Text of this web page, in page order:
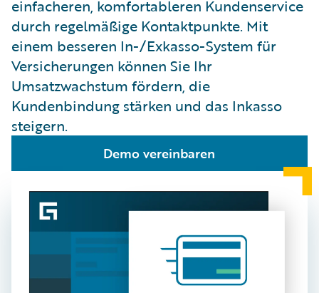
einfacheren, komfortableren Kundenservice
durch regelmäßige Kontaktpunkte. Mit
einem besseren In-/Exkasso-System für
Versicherungen können Sie Ihr
Umsatzwachstum fördern, die
Kundenbindung stärken und das Inkasso
steigern.
Demo vereinbaren